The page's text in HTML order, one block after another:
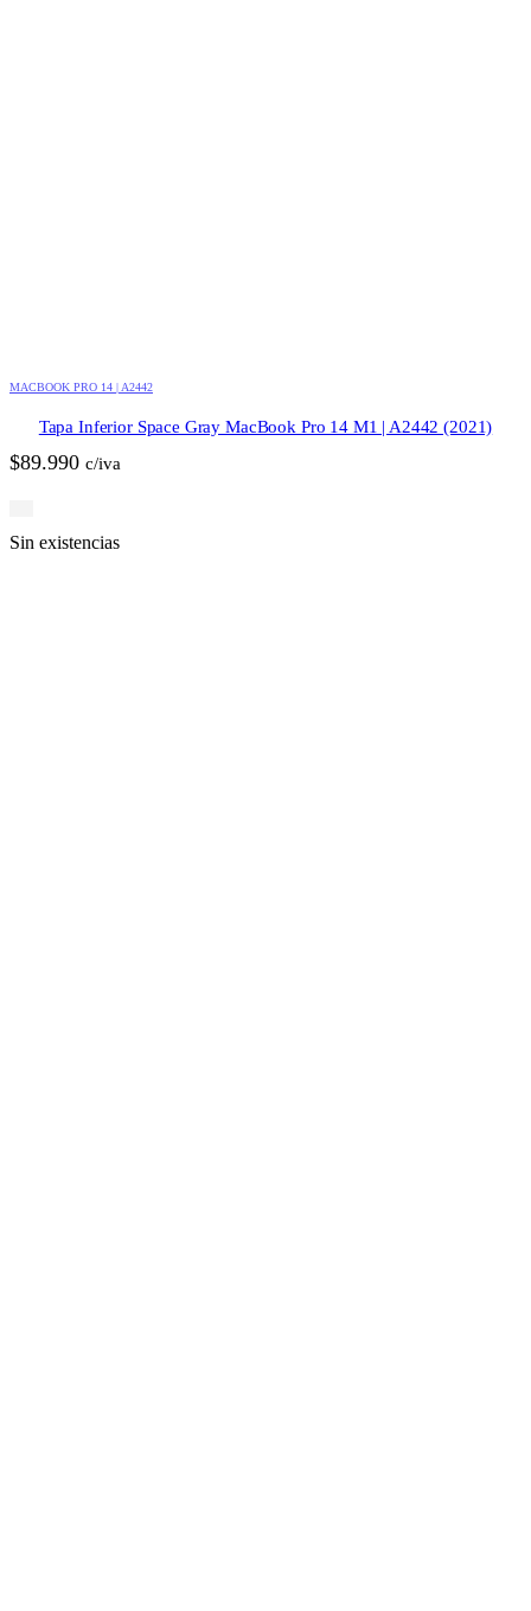
MACBOOK PRO 14 | A2442
Tapa Inferior Space Gray MacBook Pro 14 M1 | A2442 (2021)
$89.990 c/iva
Sin existencias